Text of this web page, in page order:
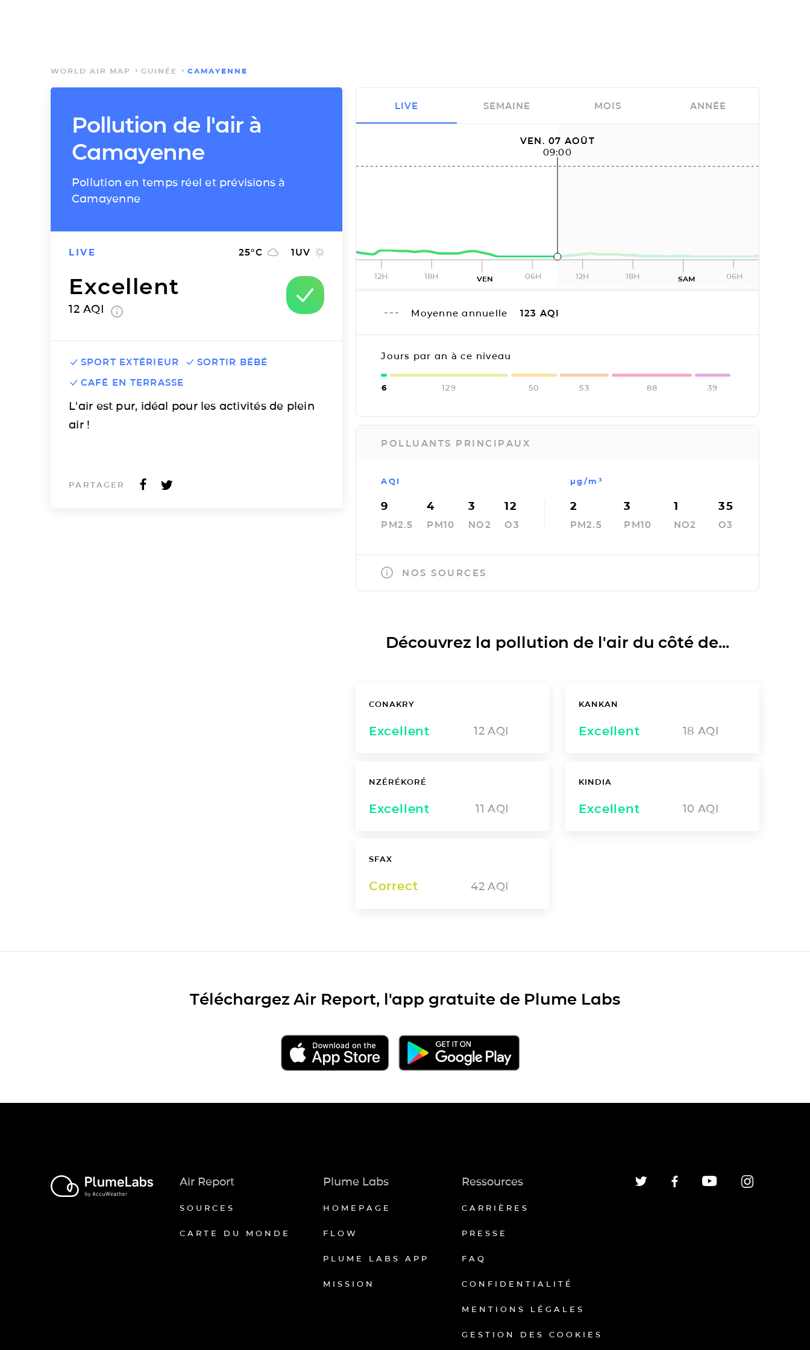
WORLD AIR MAP GUINÉE CAMAYENNE
Pollution de l'air à
Camayenne
Pollution en temps réel et prévisions à
Camayenne
LIVE 25°C 1UV
Excellent
12 AQI
SPORT EXTÉRIEUR
SORTIR BÉBÉ
CAFÉ EN TERRASSE
L'air est pur, idéal pour les activités de plein
air !
PARTAGER
VEN. 07 AOÛT
09:00
12H 18H VEN 06H 12H 18H SAM 06H
Moyenne annuelle 123 AQI
Jours par an à ce niveau
6 129 50 53 88 39
POLLUANTS PRINCIPAUX
AQI
9
PM2.5
4
PM10
3
NO2
12
O3
µg/m³
2
PM2.5
3
PM10
1
NO2
35
O3
NOS SOURCES
LIVE SEMAINE MOIS ANNÉE
Découvrez la pollution de l'air du côté de...
CONAKRY
Excellent 12 AQI
KANKAN
Excellent 18 AQI
NZÉRÉKORÉ
Excellent 11 AQI
KINDIA
Excellent 10 AQI
SFAX
Correct 42 AQI
Téléchargez Air Report, l'app gratuite de Plume Labs
Air Report
SOURCES
CARTE DU MONDE
Plume Labs
HOMEPAGE
FLOW
PLUME LABS APP
MISSION
Ressources
CARRIÈRES
PRESSE
FAQ
CONFIDENTIALITÉ
MENTIONS LÉGALES
GESTION DES COOKIES